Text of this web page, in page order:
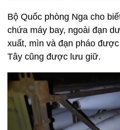
Bộ Quốc phòng Nga cho
chứa máy bay, ngoài đạn
xuất, mìn và đạn pháo
Tây cũng được lưu giữ.